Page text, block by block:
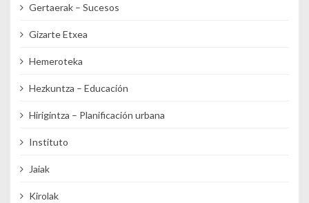
Gertaerak – Sucesos
Gizarte Etxea
Hemeroteka
Hezkuntza – Educación
Hirigintza – Planificación urbana
Instituto
Jaiak
Kirolak